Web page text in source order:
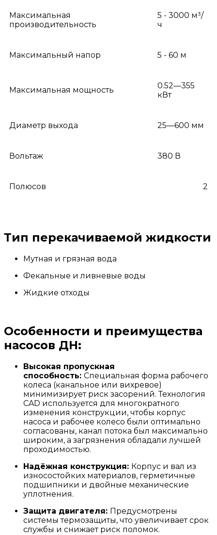
Максимальная
производительность
5 - 3000 м³/
ч
Максимальный напор 5 - 60 м
Максимальная мощность
0.52—355
кВт
Диаметр выхода 25—600 мм
Вольтаж 380 В
Полюсов 2
Тип перекачиваемой жидкости
Мутная и грязная вода
Фекальные и ливневые воды
Жидкие отходы
Особенности и преимущества
насосов ДН:
Высокая пропускная
способность: Специальная форма рабочего
колеса (канальное или вихревое)
минимизирует риск засорений. Технология
CAD используется для многократного
изменения конструкции, чтобы корпус
насоса и рабочее колесо были оптимально
согласованы, канал потока был максимально
широким, а загрязнения обладали лучшей
проходимостью.
Надёжная конструкция: Корпус и вал из
износостойких материалов, герметичные
подшипники и двойные механические
уплотнения.
Защита двигателя: Предусмотрены
системы термозащиты, что увеличивает срок
службы и снижает риск поломок.